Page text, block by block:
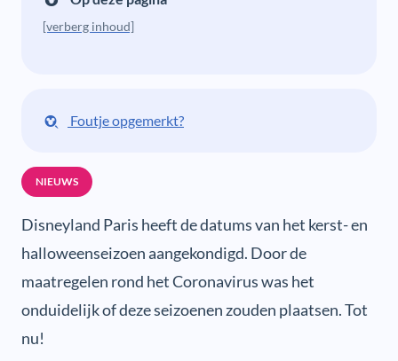
[verberg inhoud]
Foutje opgemerkt?
NIEUWS
Disneyland Paris heeft de datums van het kerst- en
halloweenseizoen aangekondigd. Door de
maatregelen rond het Coronavirus was het
onduidelijk of deze seizoenen zouden plaatsen. Tot
nu!